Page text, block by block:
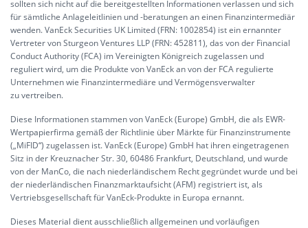
sollten sich nicht auf die bereitgestellten Informationen verlassen und sich
für sämtliche Anlageleitlinien und -beratungen an einen Finanzintermediär
wenden. VanEck Securities UK Limited (FRN: 1002854) ist ein ernannter
Vertreter von Sturgeon Ventures LLP (FRN: 452811), das von der Financial
Conduct Authority (FCA) im Vereinigten Königreich zugelassen und
reguliert wird, um die Produkte von VanEck an von der FCA regulierte
Unternehmen wie Finanzintermediäre und Vermögensverwalter
zu vertreiben.
Diese Informationen stammen von VanEck (Europe) GmbH, die als EWR-
Wertpapierfirma gemäß der Richtlinie über Märkte für Finanzinstrumente
(„MiFID“) zugelassen ist. VanEck (Europe) GmbH hat ihren eingetragenen
Sitz in der Kreuznacher Str. 30, 60486 Frankfurt, Deutschland, und wurde
von der ManCo, die nach niederländischem Recht gegründet wurde und bei
der niederländischen Finanzmarktaufsicht (AFM) registriert ist, als
Vertriebsgesellschaft für VanEck-Produkte in Europa ernannt.
Dieses Material dient ausschließlich allgemeinen und vorläufigen